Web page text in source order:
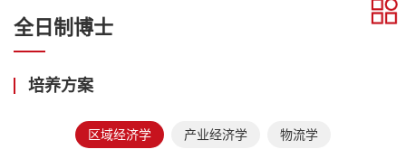
全日制博士
培养方案
区域经济学 产业经济学 物流学